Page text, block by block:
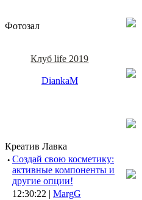
Фотозал
Клуб life 2019
DiankaM
Креатив Лавка
· Создай свою косметику:
активные компоненты и
другие опции!
12:30:22 | MargG